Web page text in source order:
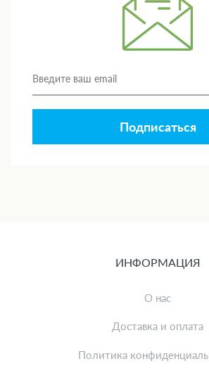
Подписаться
ИНФОРМАЦИЯ
О нас
Доставка и оплата
Политика